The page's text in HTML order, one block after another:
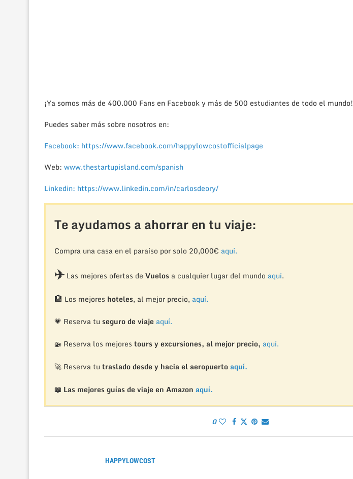
¡Ya somos más de 400.000 Fans en Facebook y más de 500 estudiantes de todo el mundo!
Puedes saber más sobre nosotros en:
Facebook: https://www.facebook.com/happylowcostofficialpage
Web: www.thestartupisland.com/spanish
Linkedin: https://www.linkedin.com/in/carlosdeory/
Te ayudamos a ahorrar en tu viaje:
Compra una casa en el paraíso por solo 20,000€ aquí.
✈️Las mejores ofertas de Vuelosa cualquier lugar del mundo aquí.
🏨 Los mejores hoteles, al mejor precio, aquí.
💗 Reserva tu seguro de viaje aquí.
🚁 Reserva los mejores tours y excursiones, al mejor precio, aquí.
🚀 Reserva tu traslado desde y hacia el aeropuertoaquí.
📖 Las mejores guías de viaje en Amazon aquí.
0
HAPPYLOWCOST